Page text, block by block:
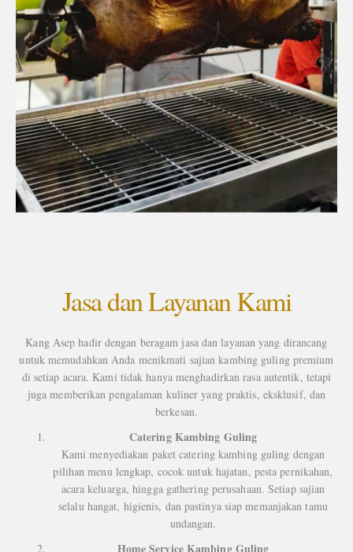
Jasa dan Layanan Kami
Kang Asep hadir dengan beragam jasa dan layanan yang dirancang
untuk memudahkan Anda menikmati sajian kambing guling premium
di setiap acara. Kami tidak hanya menghadirkan rasa autentik, tetapi
juga memberikan pengalaman kuliner yang praktis, eksklusif, dan
berkesan.
Catering Kambing Guling
Kami menyediakan paket catering kambing guling dengan
pilihan menu lengkap, cocok untuk hajatan, pesta pernikahan,
acara keluarga, hingga gathering perusahaan. Setiap sajian
selalu hangat, higienis, dan pastinya siap memanjakan tamu
undangan.
Home Service Kambing Guling